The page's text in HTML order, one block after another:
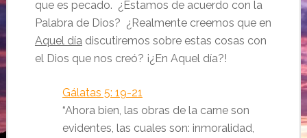
que es pecado. ¿Estamos de acuerdo con la
Palabra de Dios? ¿Realmente creemos que en
Aquel díadiscutiremos sobre estas cosas con
el Dios que nos creó? ¡¿En Aquel día?!
Gálatas 5: 19-21
“Ahora bien, las obras de la carne son
evidentes, las cuales son: inmoralidad,